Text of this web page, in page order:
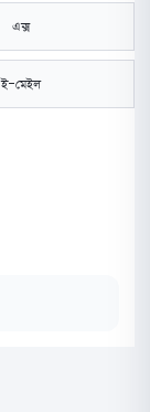
এক্স
ই-মেইল